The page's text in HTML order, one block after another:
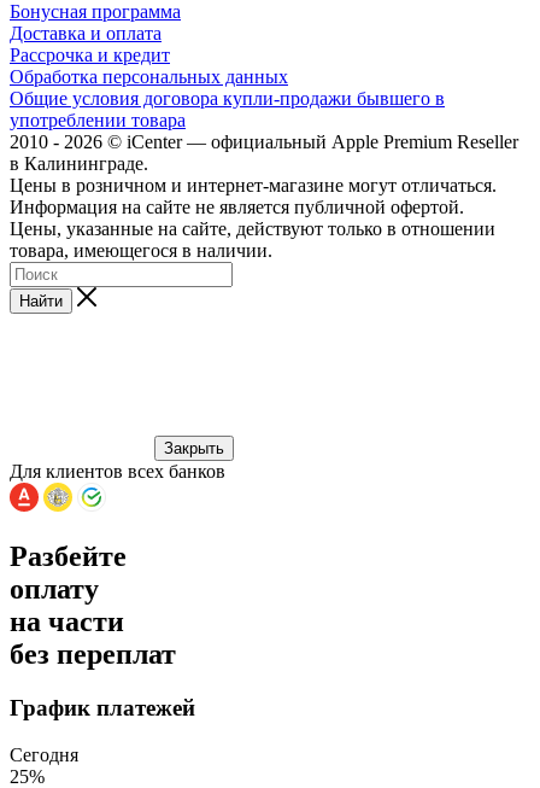
Бонусная программа
Доставка и оплата
Рассрочка и кредит
Обработка персональных данных
Общие условия договора купли-продажи бывшего в
употреблении товара
2010 - 2026 © iCenter — официальный Apple Premium Reseller
в Калининграде.
Цены в розничном и интернет-магазине могут отличаться.
Информация на сайте не является публичной офертой.
Цены, указанные на сайте, действуют только в отношении
товара, имеющегося в наличии.
Найти
Закрыть
Для клиентов всех банков
Разбейте
оплату
на части
без переплат
График платежей
Сегодня
25%